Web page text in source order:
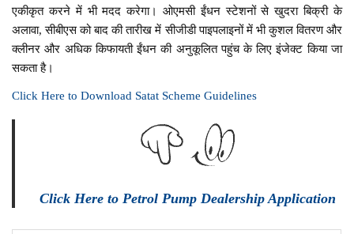
एकीकृत करने में भी मदद करेगा। ओएमसी ईंधन स्टेशनों से खुदरा बिक्री के
अलावा, सीबीएस को बाद की तारीख में सीजीडी पाइपलाइनों में भी कुशल वितरण और
क्लीनर और अधिक किफायती ईंधन की अनुकूलित पहुंच के लिए इंजेक्ट किया जा
सकता है।
Click Here to Download Satat Scheme Guidelines
Click Here to Petrol Pump Dealership Application